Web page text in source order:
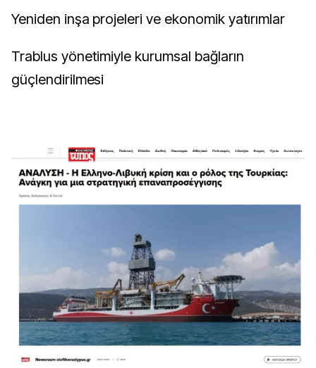
Yeniden inşa projeleri ve ekonomik yatırımlar
Trablus yönetimiyle kurumsal bağların
güçlendirilmesi